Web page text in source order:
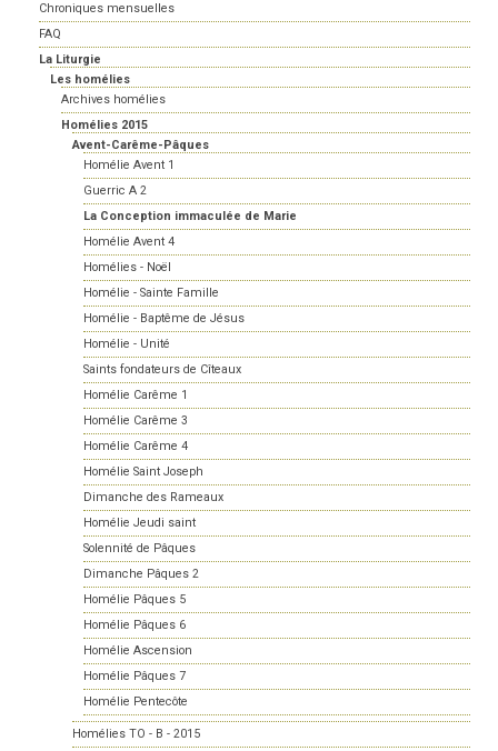
Chroniques mensuelles
FAQ
La Liturgie
Les homélies
Archives homélies
Homélies 2015
Avent-Carême-Pâques
Homélie Avent 1
Guerric A 2
La Conception immaculée de Marie
Homélie Avent 4
Homélies - Noël
Homélie - Sainte Famille
Homélie - Baptême de Jésus
Homélie - Unité
Saints fondateurs de Cîteaux
Homélie Carême 1
Homélie Carême 3
Homélie Carême 4
Homélie Saint Joseph
Dimanche des Rameaux
Homélie Jeudi saint
Solennité de Pâques
Dimanche Pâques 2
Homélie Pâques 5
Homélie Pâques 6
Homélie Ascension
Homélie Pâques 7
Homélie Pentecôte
Homélies TO - B - 2015